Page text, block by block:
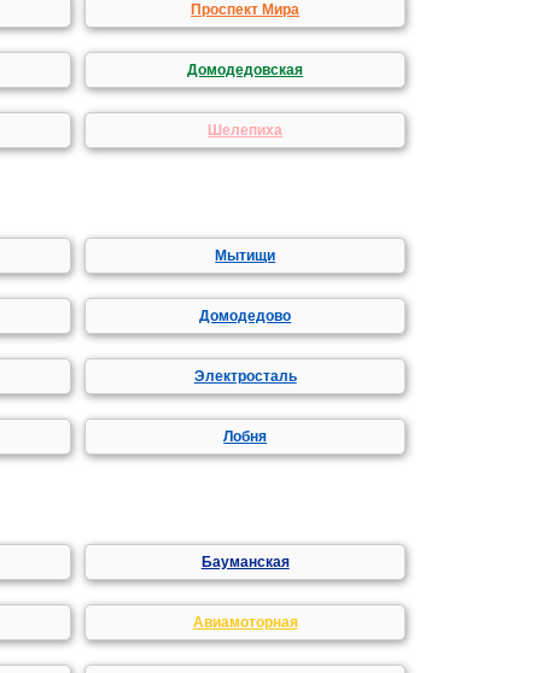
Проспект Мира
Домодедовская
Шелепиха
Мытищи
Домодедово
Электросталь
Лобня
Бауманская
Авиамоторная